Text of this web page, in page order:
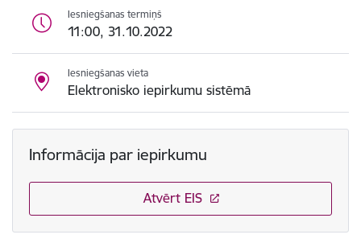
Iesniegšanas termiņš
11:00, 31.10.2022
Iesniegšanas vieta
Elektronisko iepirkumu sistēmā
Informācija par iepirkumu
Atvērt EIS